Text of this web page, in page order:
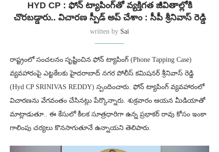
HYD CP : ఫోన్ ట్యాపింగ్‌తో వ్యక్తిగత జీవితాల్లోకి
చొరబడ్డారు.. విచారణ స్పీడ్ అప్ చేశాం : సీపీ శ్రీనివాస్ రెడ్డి
written by Sai
రాష్ట్రంలో సంచలనం సృష్టించిన ఫోన్ ట్యాపింగ్ (Phone Tapping Case)
వ్యవహారంపై ఎట్టకేలకు హైదరాబాద్ నగర పోలీస్ కమిషనర్ శ్రీనివాస్ రెడ్డి
(Hyd CP SRINIVAS REDDY) స్పందించారు. ఫోన్ ట్యాపింగ్ వ్యవహారంలో
విచారణను వేగవంతం చేసినట్లు పేర్కొన్నారు. శుక్రవారం ఆయన మీడియాతో
మాట్లాడుతూ.. ఈ కేసులో కీలక సూత్రధారిగా ఉన్న ప్రభాకర్ రావు కోసం ఇంకా
గాలింపు చర్యలు కొనసాగుతూనే ఉన్నాయని తెలిపారు.